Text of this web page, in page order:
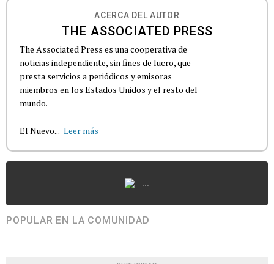
ACERCA DEL AUTOR
THE ASSOCIATED PRESS
The Associated Press es una cooperativa de
noticias independiente, sin fines de lucro, que
presta servicios a periódicos y emisoras
miembros en los Estados Unidos y el resto del
mundo.
El Nuevo... Leer más
...
POPULAR EN LA COMUNIDAD